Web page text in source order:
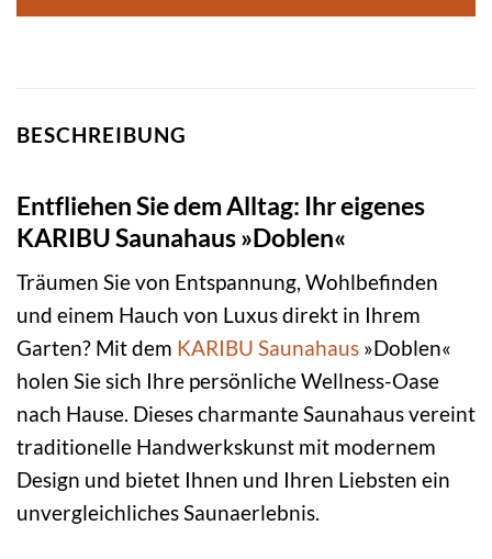
BESCHREIBUNG
Entfliehen Sie dem Alltag: Ihr eigenes
KARIBU Saunahaus »Doblen«
Träumen Sie von Entspannung, Wohlbefinden
und einem Hauch von Luxus direkt in Ihrem
Garten? Mit dem KARIBU Saunahaus »Doblen«
holen Sie sich Ihre persönliche Wellness-Oase
nach Hause. Dieses charmante Saunahaus vereint
traditionelle Handwerkskunst mit modernem
Design und bietet Ihnen und Ihren Liebsten ein
unvergleichliches Saunaerlebnis.